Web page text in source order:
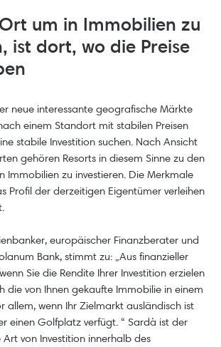
um in Immobilien zu
ist dort, wo die Preise
neue interessante geografische Märkte
einem Standort mit stabilen Preisen
stabile Investition suchen. Nach Ansicht
gehören Resorts in diesem Sinne zu den
Immobilien zu investieren. Die Merkmale
Profil der derzeitigen Eigentümer verleihen
europäischer Finanzberater und
Bank, stimmt zu: „Aus finanzieller
Sie die Rendite Ihrer Investition erzielen
die von Ihnen gekaufte Immobilie in einem
allem, wenn Ihr Zielmarkt ausländisch ist
einen Golfplatz verfügt. “ Sardà ist der
Art von Investition innerhalb des